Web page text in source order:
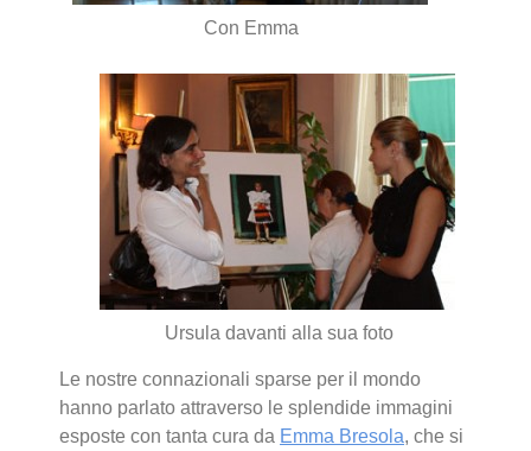
Con Emma
Ursula davanti alla sua foto
Le nostre connazionali sparse per il mondo
hanno parlato attraverso le splendide immagini
esposte con tanta cura da Emma Bresola, che si